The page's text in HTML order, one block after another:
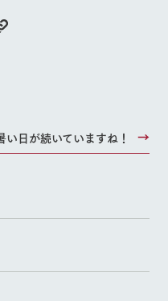
い日が続いていますね！